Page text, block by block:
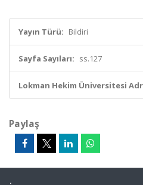
Yayın Türü: Bildiri
Sayfa Sayıları: ss.127
Lokman Hekim Üniversitesi
Paylaş